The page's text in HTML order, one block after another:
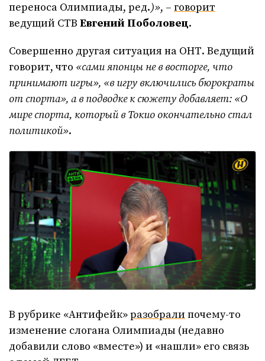
переноса Олимпиады, ред.)», – говорит
ведущий СТВ Евгений Поболовец.
Совершенно другая ситуация на ОНТ. Ведущий
говорит, что «сами японцы не в восторге, что
принимают игры», «в игру включились бюрократы
от спорта», а в подводке к сюжету добавляет: «О
мире спорта, который в Токио окончательно стал
политикой».
В рубрике «Антифейк»разобрали почему-то
изменение слогана Олимпиады (недавно
добавили слово «вместе») и «нашли» его связь